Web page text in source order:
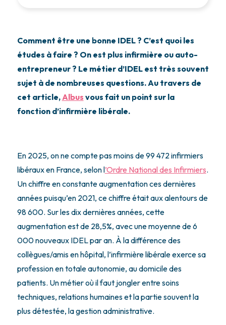
Comment être une bonne IDEL ? C’est quoi les
études à faire ? On est plus infirmière ou auto-
entrepreneur ? Le métier d’IDEL est très souvent
sujet à de nombreuses questions. Au travers de
cet article,Albus vous fait un point sur la
fonction d’infirmière libérale.
En 2025, on ne compte pas moins de 99 472 infirmiers
libéraux en France, selon l’Ordre National des Infirmiers.
Un chiffre en constante augmentation ces dernières
années puisqu’en 2021, ce chiffre était aux alentours de
98 600. Sur les dix dernières années, cette
augmentation est de 28,5%, avec une moyenne de 6
000 nouveaux IDEL par an. À la différence des
collègues/amis en hôpital, l’infirmière libérale exerce sa
profession en totale autonomie, au domicile des
patients. Un métier où il faut jongler entre soins
techniques, relations humaines et la partie souvent la
plus détestée, la gestion administrative.